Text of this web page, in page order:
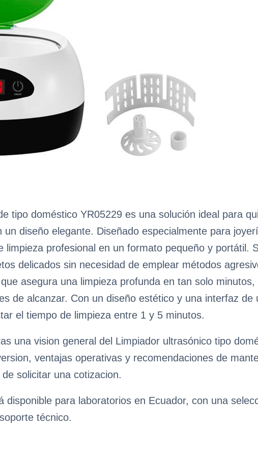
tipo doméstico YR05229 es una solución ideal para
diseño elegante. Diseñado especialmente para
limpieza profesional en un formato pequeño y portátil.
delicados sin necesidad de emplear métodos
asegura una limpieza profunda en tan solo
de alcanzar. Con un diseño estético y una interfaz de
el tiempo de limpieza entre 1 y 5 minutos.
una vision general del Limpiador ultrasónico tipo
ventajas operativas y recomendaciones de
solicitar una cotizacion.
disponible para laboratorios en Ecuador, con una
técnico.